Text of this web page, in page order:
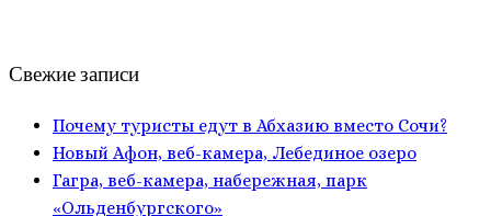
Свежие записи
Почему туристы едут в Абхазию вместо Сочи?
Новый Афон, веб-камера, Лебединое озеро
Гагра, веб-камера, набережная, парк
«Ольденбургского»